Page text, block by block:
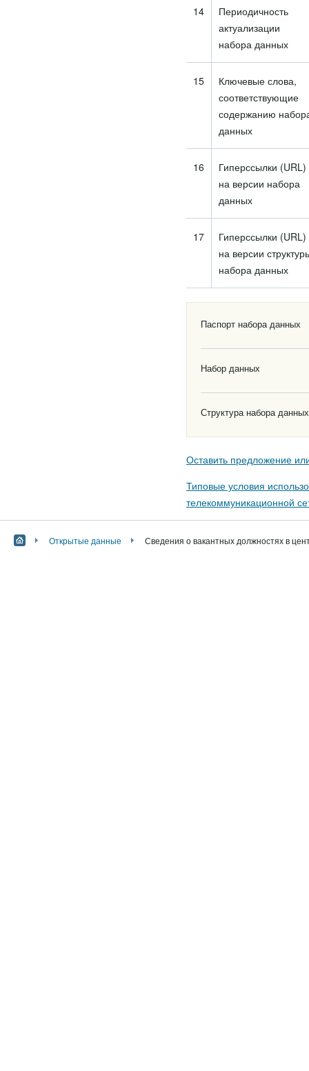
14
Периодичность
актуализации
набора данных
15
Ключевые слова,
соответствующие
содержанию
данных
16
Гиперссылки (URL)
на версии набора
данных
17
Гиперссылки (URL)
на версии
набора данных
Паспорт набора данных
Набор данных
Структура набора данных
Оставить предложение
Типовые условия
телекоммуникационной
Открытые данные Сведения о вакантных должностях в